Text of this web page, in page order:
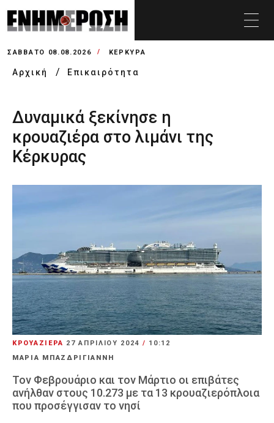
ΣΆΒΒΑΤΟ 08.08.2026 ΚΕΡΚΥΡΑ
Αρχική Επικαιρότητα
Δυναμικά ξεκίνησε η
κρουαζιέρα στο λιμάνι της
Κέρκυρας
ΚΡΟΥΑΖΙΕΡΑ 27 ΑΠΡΙΛΊΟΥ 2024 / 10:12
ΜΑΡΙΑ ΜΠΑΖΔΡΙΓΙΑΝΝΗ
Τον Φεβρουάριο και τον Μάρτιο οι επιβάτες
ανήλθαν στους 10.273 με τα 13 κρουαζιερόπλοια
που προσέγγισαν το νησί